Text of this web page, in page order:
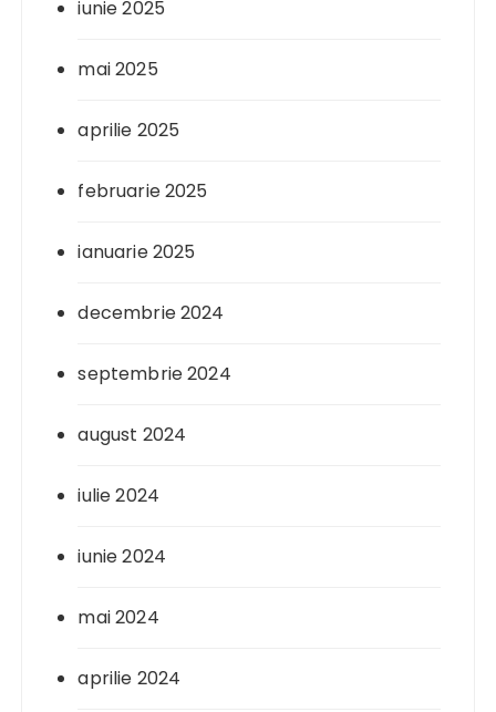
iunie 2025
mai 2025
aprilie 2025
februarie 2025
ianuarie 2025
decembrie 2024
septembrie 2024
august 2024
iulie 2024
iunie 2024
mai 2024
aprilie 2024